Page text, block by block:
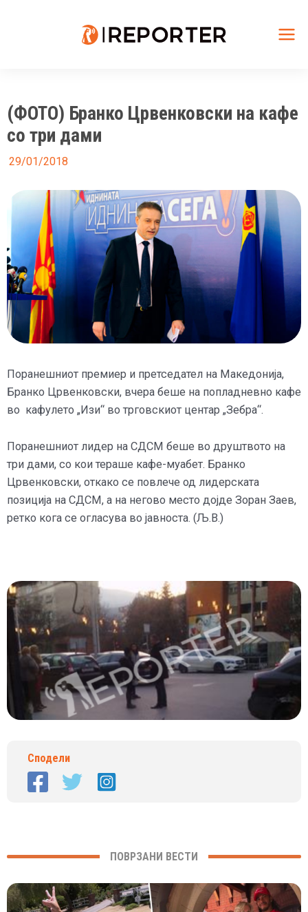
(ФОТО) Бранко Црвенковски на кафе
со три дами
29/01/2018
Поранешниот премиер и претседател на Македонија,
Бранко Црвенковски, вчера беше на попладневно кафе
во кафулето „Изи“ во трговскиот центар „Зебра“.
Поранешниот лидер на СДСМ беше во друштвото на
три дами, со кои тераше кафе-муабет. Бранко
Црвенковски, откако се повлече од лидерската
позиција на СДСМ, а на негово место дојде Зоран Заев,
ретко кога се огласува во јавноста. (Љ.В.)
Сподели
ПОВРЗАНИ ВЕСТИ